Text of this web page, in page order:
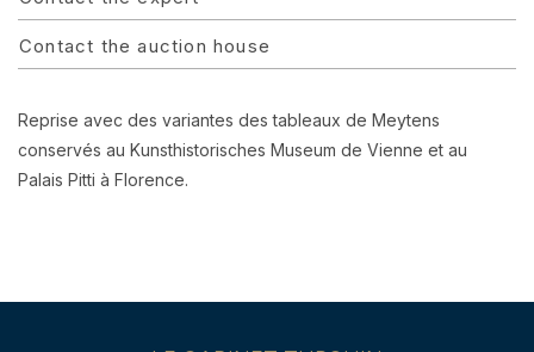
Contact the auction house
Reprise avec des variantes des tableaux de Meytens
conservés au Kunsthistorisches Museum de Vienne et au
Palais Pitti à Florence.